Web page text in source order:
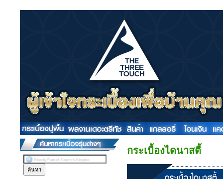
กระเบื้องไดนาสตี้